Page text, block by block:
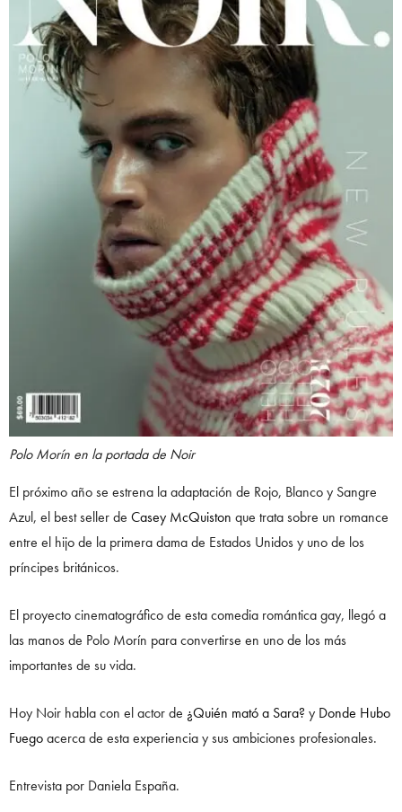
Polo Morín en la portada de Noir
El próximo año se estrena la adaptación de Rojo, Blanco y Sangre
Azul, el best seller de Casey McQuiston que trata sobre un romance
entre el hijo de la primera dama de Estados Unidos y uno de los
príncipes británicos.
El proyecto cinematográfico de esta comedia romántica gay, llegó a
las manos de Polo Morín para convertirse en uno de los más
importantes de su vida.
Hoy Noir habla con el actor de ¿Quién mató a Sara? y Donde Hubo
Fuegoacerca de esta experiencia y sus ambiciones profesionales.
Entrevista por Daniela España.